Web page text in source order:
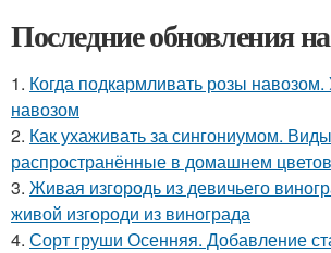
Последние обновления
1. Когда подкармливать розы
навозом
2. Как ухаживать за сингониумом.
распространённые в домашнем
3. Живая изгородь из девичьего
живой изгороди из винограда
4. Сорт груши Осенняя. Добавление